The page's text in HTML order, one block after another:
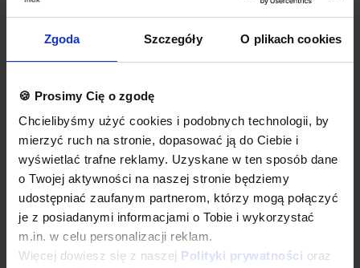
Zgoda Szczegóły O plikach cookies
🍪 Prosimy Cię o zgodę
Chcielibyśmy użyć cookies i podobnych technologii, by
mierzyć ruch na stronie, dopasować ją do Ciebie i
wyświetlać trafne reklamy. Uzyskane w ten sposób dane
o Twojej aktywności na naszej stronie będziemy
udostępniać zaufanym partnerom, którzy mogą połączyć
je z posiadanymi informacjami o Tobie i wykorzystać
m.in. w celu personalizacji reklam.
Więcej dowiesz się z naszej Polityki prywatności oraz
Dane techniczne
Umywalka 500x350x(h)220 mm ze stojącą baterią + Ręczniki
kuchenne | 2 szt. + Dyspenser papieru | 43,5x34,5x(H)34cm